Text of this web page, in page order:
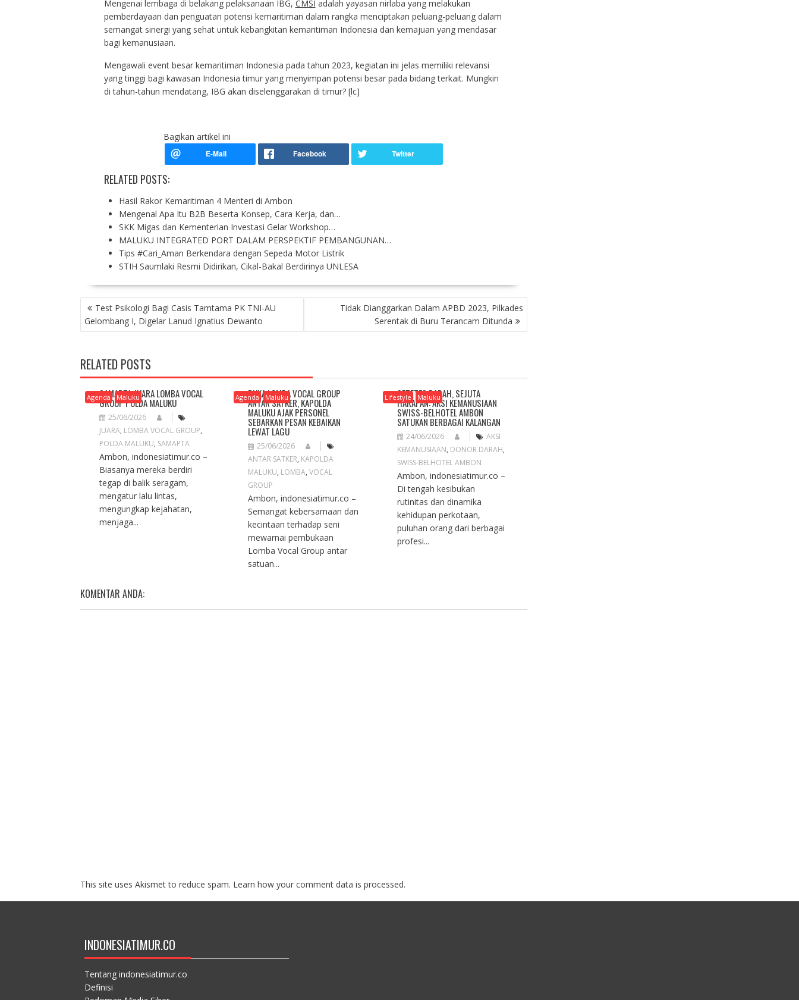
Mengenai lembaga di belakang pelaksanaan IBG, CMSI adalah yayasan nirlaba yang melakukan
pemberdayaan dan penguatan potensi kemaritiman dalam rangka menciptakan peluang-peluang dalam
semangat sinergi yang sehat untuk kebangkitan kemaritiman Indonesia dan kemajuan yang mendasar
bagi kemanusiaan.
Mengawali event besar kemaritiman Indonesia pada tahun 2023, kegiatan ini jelas memiliki relevansi
yang tinggi bagi kawasan Indonesia timur yang menyimpan potensi besar pada bidang terkait. Mungkin
di tahun-tahun mendatang, IBG akan diselenggarakan di timur? [lc]
Bagikan artikel ini
RELATED POSTS:
Hasil Rakor Kemaritiman 4 Menteri di Ambon
Mengenal Apa Itu B2B Beserta Konsep, Cara Kerja, dan…
SKK Migas dan Kementerian Investasi Gelar Workshop…
MALUKU INTEGRATED PORT DALAM PERSPEKTIF PEMBANGUNAN…
Tips #Cari_Aman Berkendara dengan Sepeda Motor Listrik
STIH Saumlaki Resmi Didirikan, Cikal-Bakal Berdirinya UNLESA
P
O
S
N
A
V
G
Test Psikologi Bagi Casis Tamtama PK TNI-AU
Gelombang I, Digelar Lanud Ignatius Dewanto
Tidak Dianggarkan Dalam APBD 2023, Pilkades
Serentak di Buru Terancam Ditunda
RELATED POSTS
Agenda Maluku
SAMAPTA JUARA LOMBA VOCAL
GROUP POLDA MALUKU
25/06/2026
JUARA, LOMBA VOCAL GROUP,
POLDA MALUKU, SAMAPTA
Ambon, indonesiatimur.co –
Biasanya mereka berdiri
tegap di balik seragam,
mengatur lalu lintas,
mengungkap kejahatan,
menjaga...
Agenda Maluku
BUKA LOMBA VOCAL GROUP
ANTAR SATKER, KAPOLDA
MALUKU AJAK PERSONEL
SEBARKAN PESAN KEBAIKAN
LEWAT LAGU
25/06/2026
ANTAR SATKER, KAPOLDA
MALUKU, LOMBA,VOCAL
GROUP
Ambon, indonesiatimur.co –
Semangat kebersamaan dan
kecintaan terhadap seni
mewarnai pembukaan
Lomba Vocal Group antar
satuan...
Lifestyle Maluku
SETETES DARAH, SEJUTA
HARAPAN: AKSI KEMANUSIAAN
SWISS-BELHOTEL AMBON
SATUKAN BERBAGAI KALANGAN
24/06/2026
AKSI
KEMANUSIAAN, DONOR DARAH,
SWISS-BELHOTEL AMBON
Ambon, indonesiatimur.co –
Di tengah kesibukan
rutinitas dan dinamika
kehidupan perkotaan,
puluhan orang dari berbagai
profesi...
KOMENTAR ANDA:
This site uses Akismet to reduce spam. Learn how your comment data is processed.
INDONESIATIMUR.CO
Tentang indonesiatimur.co
Definisi